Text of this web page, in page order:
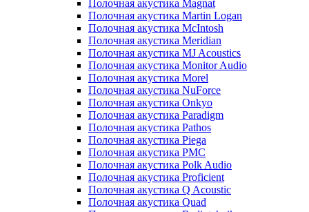
Полочная акустика Magnat
Полочная акустика Martin Logan
Полочная акустика McIntosh
Полочная акустика Meridian
Полочная акустика MJ Acoustics
Полочная акустика Monitor Audio
Полочная акустика Morel
Полочная акустика NuForce
Полочная акустика Onkyo
Полочная акустика Paradigm
Полочная акустика Pathos
Полочная акустика Piega
Полочная акустика PMC
Полочная акустика Polk Audio
Полочная акустика Proficient
Полочная акустика Q Acoustic
Полочная акустика Quad